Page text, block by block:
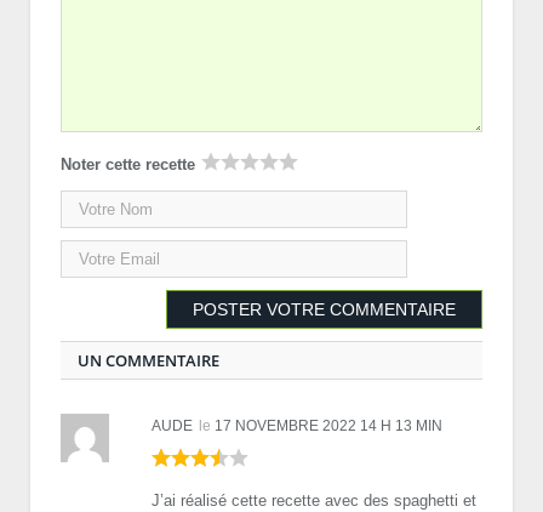
Noter cette recette
UN COMMENTAIRE
AUDE le 17 NOVEMBRE 2022 14 H 13 MIN
J’ai réalisé cette recette avec des spaghetti et